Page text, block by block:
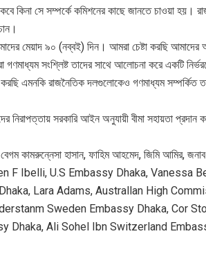
কিনা সে সম্পর্কে কমিশনের কাছে জানতে চাওয়া হয়।
মেয়াদ ৯০ (নব্বই) দিন। আমরা চেষ্টা করছি
গণমাধ্যম সংশ্লিষ্ট তাদের সাথে আলোচনা করে একটি
এমনকি রাজনৈতিক দলগুলোকেও গণমাধ্যম সম্পর্কিত
সরকারি আইন অনুযায়ী বীমা সহায়তা প্রদান
কামরুন্নেসা হাসান, ফাহিম আহমেদ, জিমি আমির,
F Ibelli, U.S Embassy Dhaka,
Lara Adams, Australlan High
Sweden Embassy Dhaka, Cor
Ali Sohel Ibn Switzerland Embassy